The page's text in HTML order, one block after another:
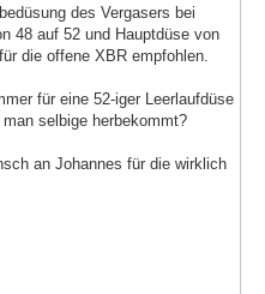
des Vergasers bei
48 auf 52 und Hauptdüse von
die offene XBR empfohlen.
für eine 52-iger Leerlaufdüse
selbige herbekommt?
an Johannes für die wirklich